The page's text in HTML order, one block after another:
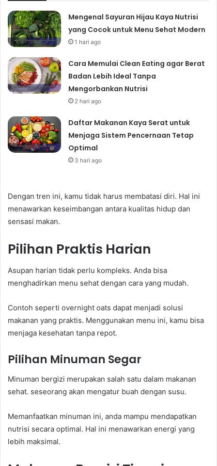
Mengenal Sayuran Hijau Kaya Nutrisi
yang Cocok untuk Menu Sehat Modern
1 hari ago
Cara Memulai Clean Eating agar Berat
Badan Lebih Ideal Tanpa
Mengorbankan Nutrisi
2 hari ago
Daftar Makanan Kaya Serat untuk
Menjaga Sistem Pencernaan Tetap
Optimal
3 hari ago
Dengan tren ini, kamu tidak harus membatasi diri. Hal ini
menawarkan keseimbangan antara kualitas hidup dan
sensasi makan.
Pilihan Praktis Harian
Asupan harian tidak perlu kompleks. Anda bisa
menghadirkan menu sehat dengan cara yang mudah.
Contoh seperti overnight oats dapat menjadi solusi
makanan yang praktis. Menggunakan menu ini, kamu bisa
menjaga kesehatan tanpa repot.
Pilihan Minuman Segar
Minuman bergizi merupakan salah satu dalam makanan
sehat. seseorang akan mengatur buah dengan susu.
Memanfaatkan minuman ini, anda mampu mendapatkan
nutrisi secara optimal. Hal ini menawarkan energi yang
lebih maksimal.